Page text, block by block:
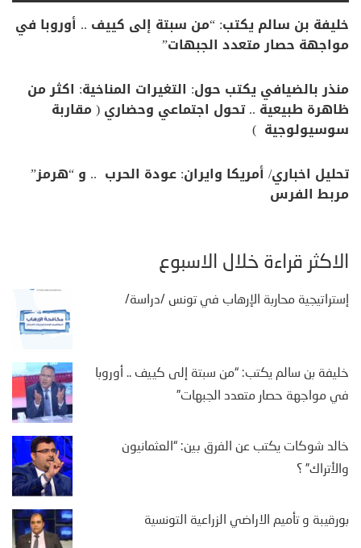
خليفة بن سالم يكتب: “من سبتة إلى كييف .. أوروبا في
مواجهة حصار متعدد الجبهات”
منذر بالضيافي يكتب حول: التغيرات المناخية: اكثر من
ظاهرة طبيعية .. تحول اجتماعي وحضاري ( مقاربة
سوسيولوجية )
تحليل اخباري/ أمريكا وايران: عودة الحرب .. و “هرمز”
مربط الفرس
الأكثر قراءة خلال الأسبوع
إستراتيجية محاربة الإرهاب في تونس /دراسة/
خليفة بن سالم يكتب: “من سبتة إلى كييف .. أوروبا
في مواجهة حصار متعدد الجبهات”
خالد شوكات يكتب عن الفرق بين: “العثمانيون
والأتراك” ؟
بورقيبة و تأميم الاراضي الزراعية التونسية